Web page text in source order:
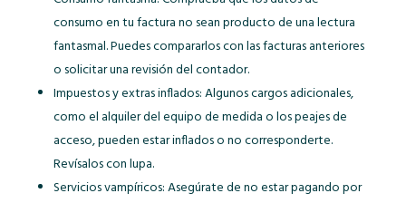
consumo en tu factura no sean producto de una lectura
fantasmal. Puedes compararlos con las facturas anteriores
o solicitar una revisión del contador.
Impuestos y extras inflados: Algunos cargos adicionales,
como el alquiler del equipo de medida o los peajes de
acceso, pueden estar inflados o no corresponderte.
Revísalos con lupa.
Servicios vampíricos: Asegúrate de no estar pagando por